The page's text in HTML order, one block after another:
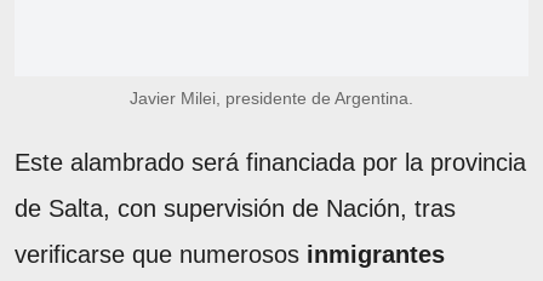
Javier Milei, presidente de Argentina.
Este alambrado será financiada por la provincia
de Salta, con supervisión de Nación, tras
verificarse que numerosos inmigrantes